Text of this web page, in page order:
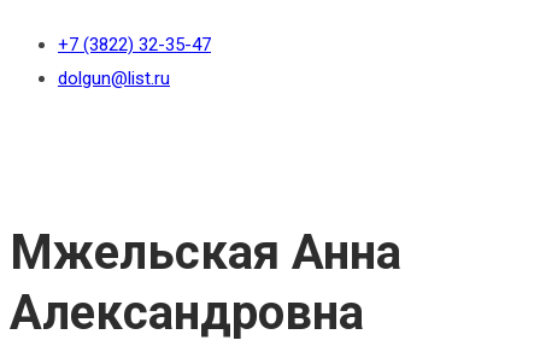
+7 (3822) 32-35-47
dolgun@list.ru
Мжельская Анна
Александровна